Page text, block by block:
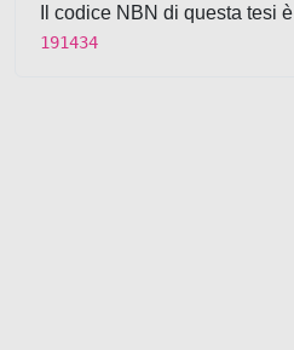
Il codice NBN di questa tesi è
191434